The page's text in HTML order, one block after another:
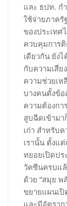
และ ธปท. ก
ใช้จ่ายภาครั
ของประเทศ
ควบคุมการ
เดียวกัน ยัง
กับความเสี่ย
ความช่วยเห
บางคนตั้งข้อ
ความต้องกา
สูบฉีดเข้าม
เก่า สำหรับ
เรานั้น ตั้งแ
ทยอยเปิดปร
วัคซีนครบแ
ด้วย “สมุย พ
ขยายแผนเ
และมีอัตราก